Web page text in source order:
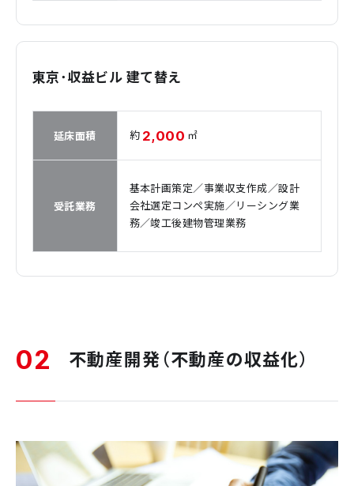
東京･収益ビル 建て替え
延床面積
受託業務
約 2,000 ㎡
基本計画策定／事業収支作成／設計
会社選定コンペ実施／リーシング業
務／竣工後建物管理業務
02 不動産開発（不動産の収益化）